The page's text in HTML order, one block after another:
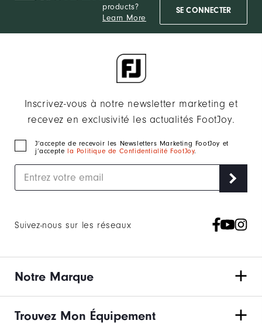
products?
Learn More
SE CONNECTER
Inscrivez-vous à notre newsletter marketing et
recevez en exclusivité les actualités FootJoy.
J‘accepte de recevoir les Newsletters Marketing FootJoy et
j’accepte la Politique de Confidentialité FootJoy.
Suivez-nous sur les réseaux
Notre Marque
Trouvez Mon Équipement